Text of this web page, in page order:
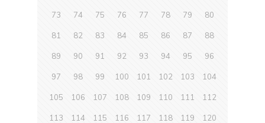
73 74 75 76 77 78 79 80
81 82 83 84 85 86 87 88
89 90 91 92 93 94 95 96
97 98 99 100 101 102 103 104
105 106 107 108 109 110 111 112
113 114 115 116 117 118 119 120